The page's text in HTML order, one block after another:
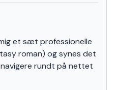
et sæt professionelle
roman) og synes det
rundt på nettet